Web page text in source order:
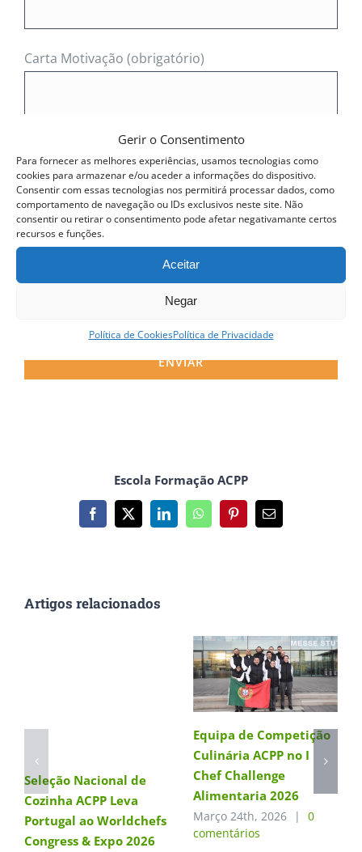
Gerir o Consentimento
Para fornecer as melhores experiências, usamos tecnologias como
cookies para armazenar e/ou aceder a informações do dispositivo.
Consentir com essas tecnologias nos permitirá processar dados, como
comportamento de navegação ou IDs exclusivos neste site. Não
consentir ou retirar o consentimento pode afetar negativamante certos
recursos e funções.
Aceitar
Negar
Política de CookiesPolítica de Privacidade
Carta Motivação (obrigatório)
Currículo (obrigatório)
Escola Formação ACPP
Facebook
X LinkedInWhatsAppPinterestEmail
Artigos relacionados
Seleção Nacional de
Cozinha ACPP Leva
Portugal ao Worldchefs
Congress & Expo 2026
Equipa de Competição
Culinária ACPP no I
Chef Challenge
Alimentaria 2026
Março 24th, 2026 |
0
comentários